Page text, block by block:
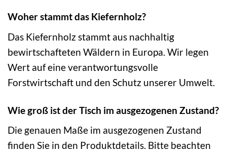
Woher stammt das Kiefernholz?
Das Kiefernholz stammt aus nachhaltig
bewirtschafteten Wäldern in Europa. Wir legen
Wert auf eine verantwortungsvolle
Forstwirtschaft und den Schutz unserer Umwelt.
Wie groß ist der Tisch im ausgezogenen Zustand?
Die genauen Maße im ausgezogenen Zustand
finden Sie in den Produktdetails. Bitte beachten